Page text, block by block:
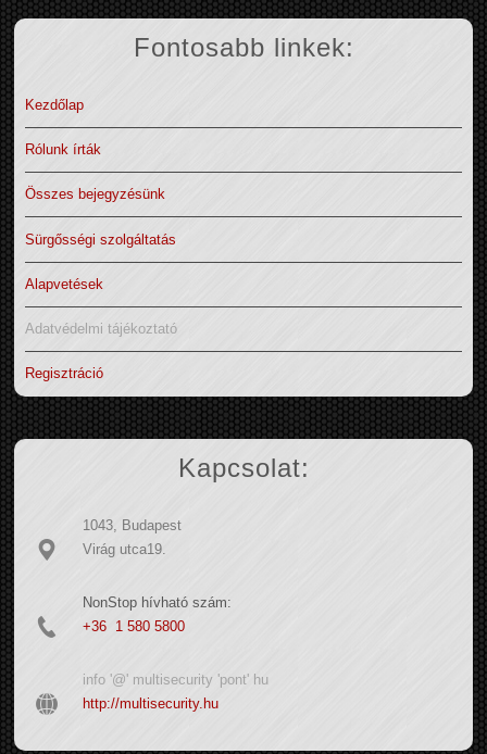
Fontosabb linkek:
Kezdőlap
Rólunk írták
Összes bejegyzésünk
Sürgősségi szolgáltatás
Alapvetések
Adatvédelmi tájékoztató
Regisztráció
Kapcsolat:
1043, Budapest
Virág utca19.
NonStop hívható szám:
+36 1 580 5800
info '@' multisecurity 'pont' hu
http://multisecurity.hu